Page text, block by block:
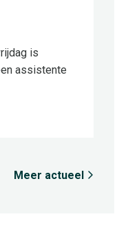
is
assistente
Meer actueel